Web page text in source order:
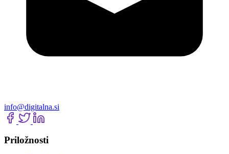
info@digitalna.si
Priložnosti